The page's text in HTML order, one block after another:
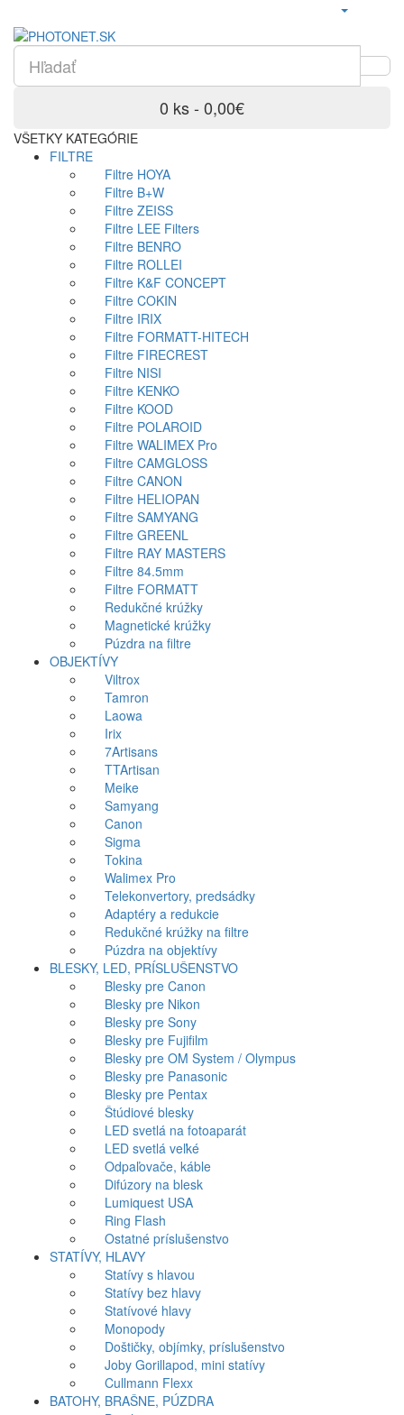
0 ks - 0,00€
VŠETKY KATEGÓRIE
FILTRE
Filtre HOYA
Filtre B+W
Filtre ZEISS
Filtre LEE Filters
Filtre BENRO
Filtre ROLLEI
Filtre K&F CONCEPT
Filtre COKIN
Filtre IRIX
Filtre FORMATT-HITECH
Filtre FIRECREST
Filtre NISI
Filtre KENKO
Filtre KOOD
Filtre POLAROID
Filtre WALIMEX Pro
Filtre CAMGLOSS
Filtre CANON
Filtre HELIOPAN
Filtre SAMYANG
Filtre GREENL
Filtre RAY MASTERS
Filtre 84.5mm
Filtre FORMATT
Redukčné krúžky
Magnetické krúžky
Púzdra na filtre
OBJEKTÍVY
Viltrox
Tamron
Laowa
Irix
7Artisans
TTArtisan
Meike
Samyang
Canon
Sigma
Tokina
Walimex Pro
Telekonvertory, predsádky
Adaptéry a redukcie
Redukčné krúžky na filtre
Púzdra na objektívy
BLESKY, LED, PRÍSLUŠENSTVO
Blesky pre Canon
Blesky pre Nikon
Blesky pre Sony
Blesky pre Fujifilm
Blesky pre OM System / Olympus
Blesky pre Panasonic
Blesky pre Pentax
Štúdiové blesky
LED svetlá na fotoaparát
LED svetlá veľké
Odpaľovače, káble
Difúzory na blesk
Lumiquest USA
Ring Flash
Ostatné príslušenstvo
STATÍVY, HLAVY
Statívy s hlavou
Statívy bez hlavy
Statívové hlavy
Monopody
Doštičky, objímky, príslušenstvo
Joby Gorillapod, mini statívy
Cullmann Flexx
BATOHY, BRAŠNE, PÚZDRA